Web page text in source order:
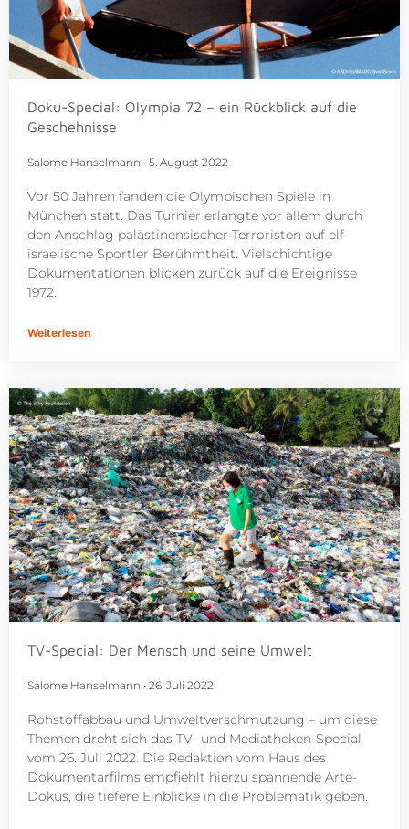
Doku-Special: Olympia 72 – ein Rückblick auf die
Geschehnisse
Salome Hanselmann 5. August 2022
Vor 50 Jahren fanden die Olympischen Spiele in
München statt. Das Turnier erlangte vor allem durch
den Anschlag palästinensischer Terroristen auf elf
israelische Sportler Berühmtheit. Vielschichtige
Dokumentationen blicken zurück auf die Ereignisse
1972.
Weiterlesen
TV-Special: Der Mensch und seine Umwelt
Salome Hanselmann 26. Juli 2022
Rohstoffabbau und Umweltverschmutzung – um diese
Themen dreht sich das TV- und Mediatheken-Special
vom 26. Juli 2022. Die Redaktion vom Haus des
Dokumentarfilms empfiehlt hierzu spannende Arte-
Dokus, die tiefere Einblicke in die Problematik geben.